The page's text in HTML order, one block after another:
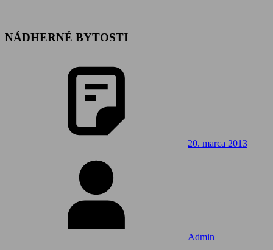
NÁDHERNÉ BYTOSTI
20. marca 2013
Admin